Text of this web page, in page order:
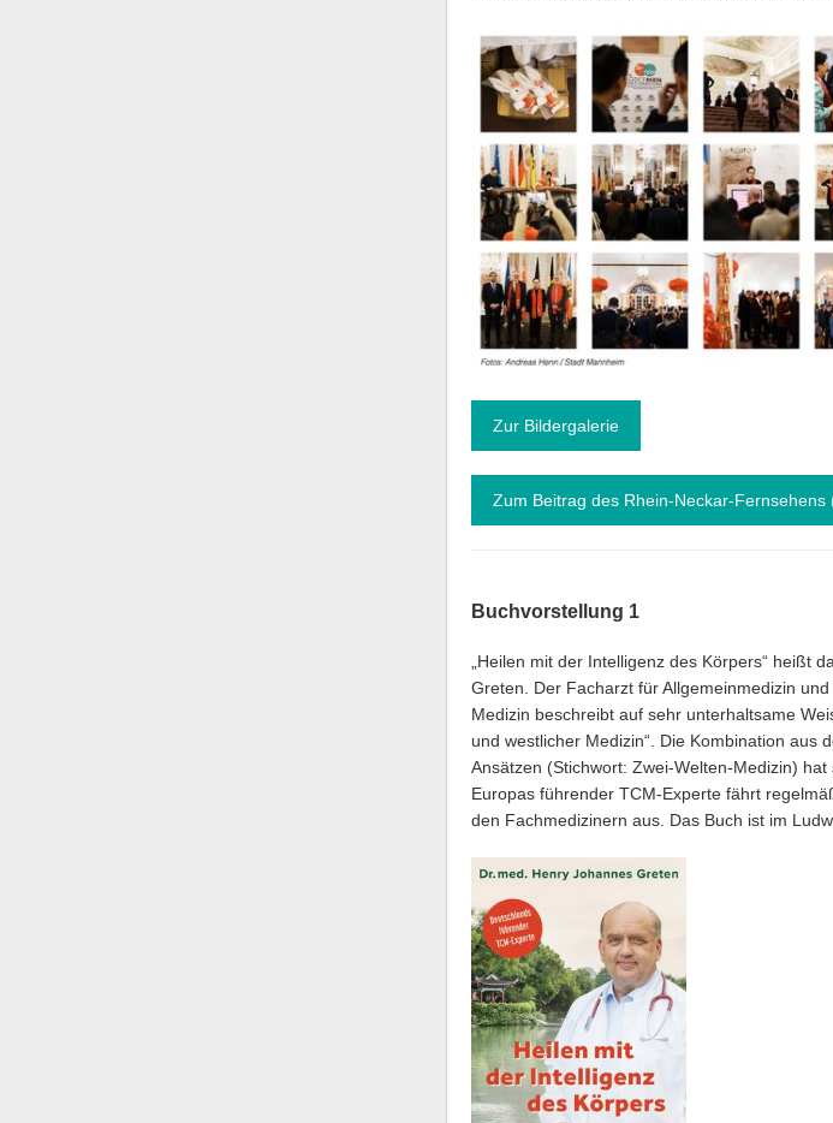
Zur Bildergalerie
Zum Beitrag des Rhein-Neckar-Fernsehens
Buchvorstellung 1
„Heilen mit der Intelligenz des Körpers“ heißt
Greten. Der Facharzt für Allgemeinmedizin
Medizin beschreibt auf sehr unterhaltsame
und westlicher Medizin“. Die Kombination aus
Ansätzen (Stichwort: Zwei-Welten-Medizin) hat
Europas führender TCM-Experte fährt
den Fachmedizinern aus. Das Buch ist im